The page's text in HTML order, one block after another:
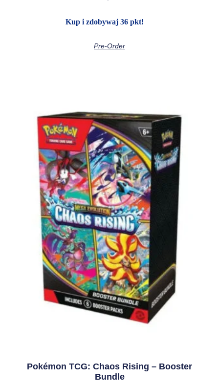
Kup i zdobywaj 36 pkt!
Pre-Order
Pokémon TCG: Chaos Rising – Booster
Bundle